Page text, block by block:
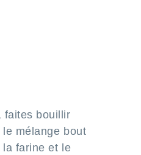
faites bouillir
mélange bout
la farine et le